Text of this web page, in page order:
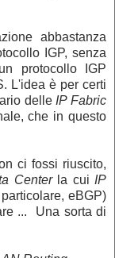
abbastanza
IGP, senza
protocollo IGP
L'idea è per certi
delle IP Fabric
che in questo
ci fossi riuscito,
Centerla cui IP
eBGP)
... Una sorta di